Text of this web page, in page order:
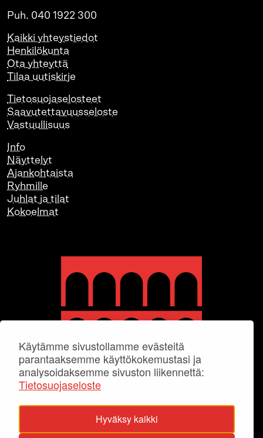
Käytämme sivustollamme evästeitä
parantaaksemme käyttökokemustasi ja
analysoidaksemme sivuston liikennettä:
Tietosuojaseloste
Hyväksy kaikki
Puh. 040 1922 300
Kaikki yhteystiedot
Henkilökunta
Ota yhteyttä
Tilaa uutiskirje
Tietosuojaselosteet
Saavutettavuusseloste
Vastuullisuus
Info
Näyttelyt
Ajankohtaista
Ryhmille
Juhlat ja tilat
Kokoelmat